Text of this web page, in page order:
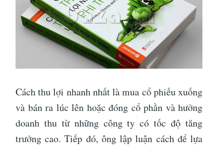
Cách thu lợi nhanh nhất là mua cổ phiếu xuống
và bán ra lúc lên hoặc đóng cổ phần và hưởng
doanh thu từ những công ty có tốc độ tăng
trưởng cao. Tiếp đó, ông lập luận cách để lựa